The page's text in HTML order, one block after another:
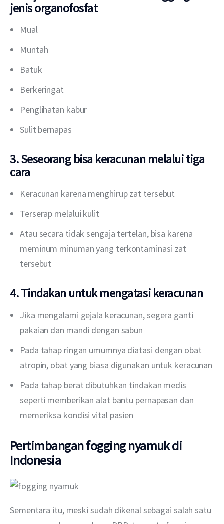
jenis organofosfat
Mual
Muntah
Batuk
Berkeringat
Penglihatan kabur
Sulit bernapas
3. Seseorang bisa keracunan melalui tiga
cara
Keracunan karena menghirup zat tersebut
Terserap melalui kulit
Atau secara tidak sengaja tertelan, bisa karena
meminum minuman yang terkontaminasi zat
tersebut
4. Tindakan untuk mengatasi keracunan
Jika mengalami gejala keracunan, segera ganti
pakaian dan mandi dengan sabun
Pada tahap ringan umumnya diatasi dengan obat
atropin, obat yang biasa digunakan untuk keracunan
Pada tahap berat dibutuhkan tindakan medis
seperti memberikan alat bantu pernapasan dan
memeriksa kondisi vital pasien
Pertimbangan fogging nyamuk di
Indonesia
Sementara itu, meski sudah dikenal sebagai salah satu